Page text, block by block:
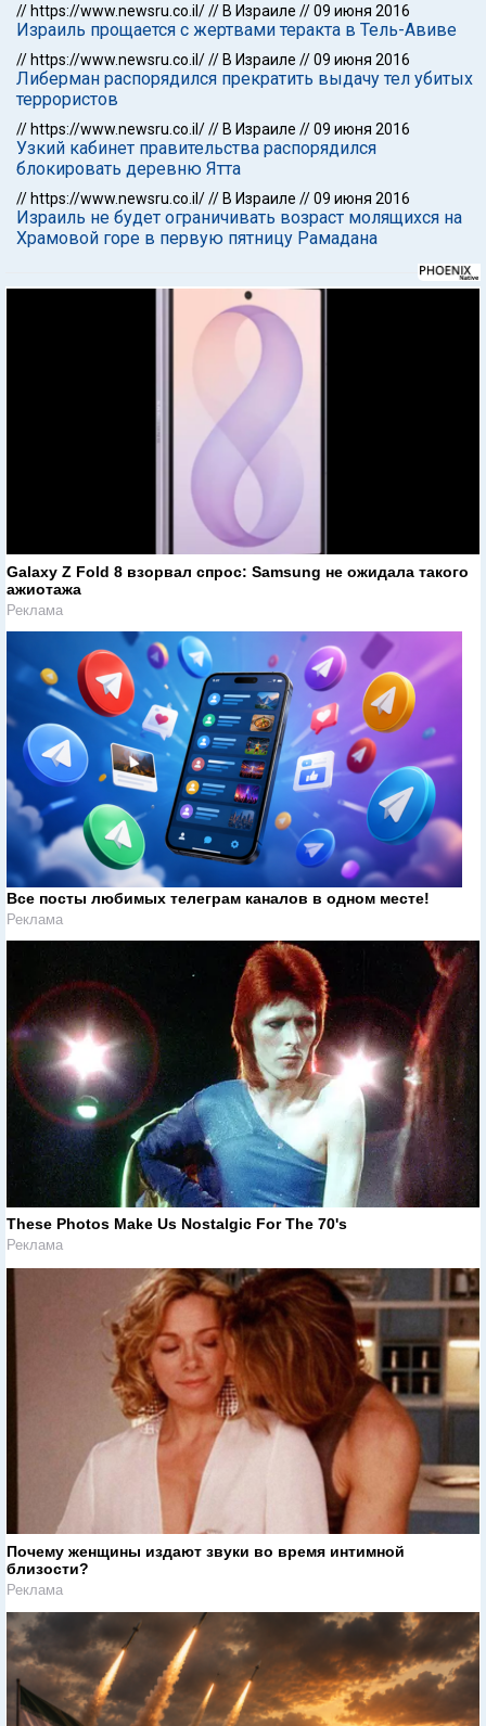
// https://www.newsru.co.il/// В Израиле //09 июня 2016
Израиль прощается с жертвами теракта в Тель-Авиве
// https://www.newsru.co.il/// В Израиле //09 июня 2016
Либерман распорядился прекратить выдачу тел убитых
террористов
// https://www.newsru.co.il/// В Израиле //09 июня 2016
Узкий кабинет правительства распорядился
блокировать деревню Ятта
// https://www.newsru.co.il/// В Израиле //09 июня 2016
Израиль не будет ограничивать возраст молящихся на
Храмовой горе в первую пятницу Рамадана
Galaxy Z Fold 8 взорвал спрос: Samsung не ожидала такого
ажиотажа
Реклама
Все посты любимых телеграм каналов в одном месте!
Реклама
These Photos Make Us Nostalgic For The 70's
Реклама
Почему женщины издают звуки во время интимной
близости?
Реклама